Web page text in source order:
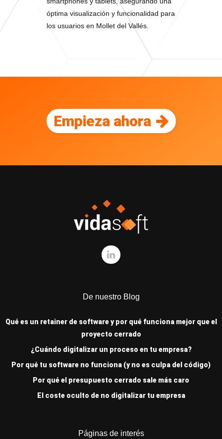
óptima visualización y funcionalidad para
los usuarios en Mollet del Vallés.
Empieza ahora
De nuestro Blog
Qué es un retainer de software y por qué funciona mejor que el
proyecto cerrado
¿Cuándo digitalizar un proceso en tu empresa?
Por qué tu software no funciona (y no es culpa del código)
Por qué el presupuesto cerrado sale más caro
El coste oculto de no digitalizar tu empresa
Páginas de interés